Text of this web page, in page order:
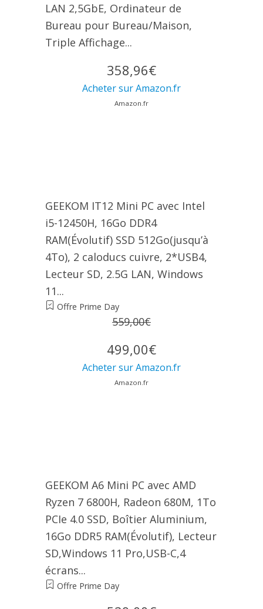
LAN 2,5GbE, Ordinateur de
Bureau pour Bureau/Maison,
Triple Affichage...
358,96€
Acheter sur Amazon.fr
Amazon.fr
GEEKOM IT12 Mini PC avec Intel
i5-12450H, 16Go DDR4
RAM(Évolutif) SSD 512Go(jusqu’à
4To), 2 caloducs cuivre, 2*USB4,
Lecteur SD, 2.5G LAN, Windows
11...
Offre Prime Day
559,00€
499,00€
Acheter sur Amazon.fr
Amazon.fr
GEEKOM A6 Mini PC avec AMD
Ryzen 7 6800H, Radeon 680M, 1To
PCIe 4.0 SSD, Boîtier Aluminium,
16Go DDR5 RAM(Évolutif), Lecteur
SD,Windows 11 Pro,USB-C,4
écrans...
Offre Prime Day